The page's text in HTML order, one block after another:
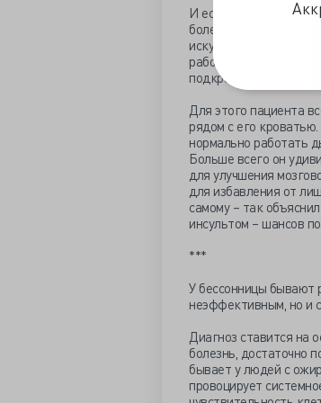
И если ноотропные
болезнь не оказали,
искусственно
работу центра
подкрадывается к
Для этого пациента
рядом с его
нормально работать
Больше всего он
для улучшения
для избавления от
самому – так
инсультом – шансов
***
У бессонницы бывают
неэффективным, но и
Диагноз ставится на
болезнь, достаточно
бывает у людей с
провоцирует